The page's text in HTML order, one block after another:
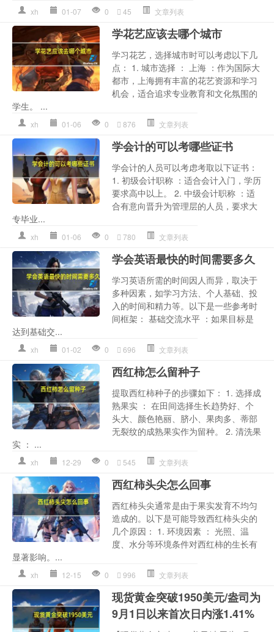
xh 01-07 0 45 文章列表
学花艺应该去哪个城市
学习花艺，选择城市时可以考虑以下几
点： 1. 城市选择 ： 上海 ：作为国际大
都市，上海拥有丰富的花艺资源和学习
机会，适合追求专业教育和文化氛围的
学生。 ...
xh 01-06 0 876 文章列表
学会计的可以考哪些证书
学会计的人员可以考虑考取以下证书：
1. 初级会计职称 ：适合会计入门，学历
要求高中以上。 2. 中级会计职称 ：适
合有意向晋升为管理层的人员，要求大
专毕业...
xh 01-06 0 780 文章列表
学会英语最快的时间需要多久
学习英语所需的时间因人而异，取决于
多种因素，如学习方法、个人基础、投
入的时间和精力等。以下是一些参考时
间框架： 基础交流水平 ：如果目标是
达到基础交...
xh 01-02 0 696 文章列表
西红柿怎么留种子
提取西红柿种子的步骤如下： 1. 选择成
熟果实 ： 在田间选择生长趋势好、个
头大、颜色艳丽、脐小、果肉多、蒂部
无裂纹的成熟果实作为留种。 2. 清洗果
实 ： ...
xh 12-29 0 545 文章列表
西红柿头尖怎么回事
西红柿头尖通常是由于果实发育不均匀
造成的。以下是可能导致西红柿头尖的
几个原因： 1. 环境因素 ： 光照、温
度、水分等环境条件对西红柿的生长有
显著影响。...
xh 12-15 0 996 文章列表
现货黄金突破1950美元/盎司为
9月1日以来首次日内涨1.41%